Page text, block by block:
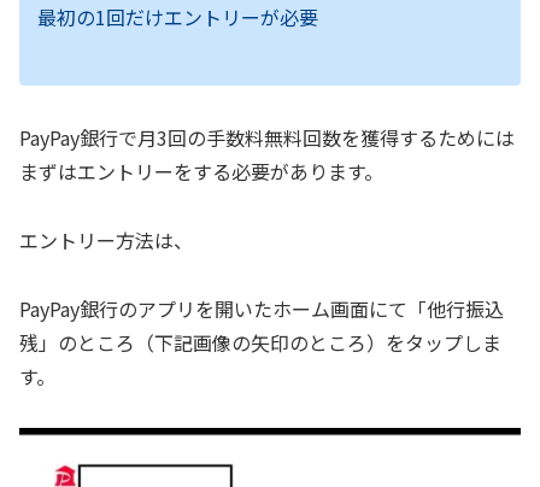
最初の1回だけエントリーが必要
PayPay銀行で月3回の手数料無料回数を獲得するためには
まずはエントリーをする必要があります。
エントリー方法は、
PayPay銀行のアプリを開いたホーム画面にて「他行振込
残」のところ（下記画像の矢印のところ）をタップしま
す。